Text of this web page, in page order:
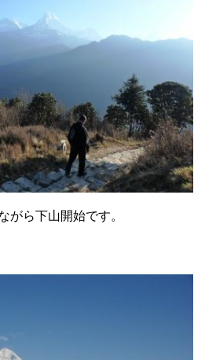
がら下山開始です。